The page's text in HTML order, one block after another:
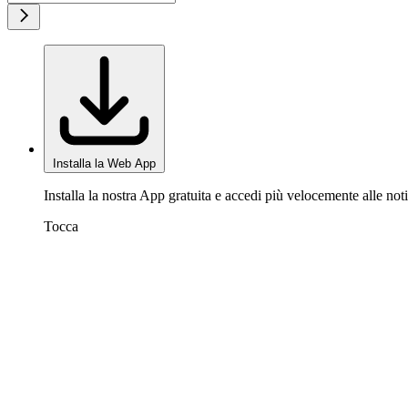
Installa la Web App
Installa la nostra App gratuita e accedi più velocemente alle
Tocca